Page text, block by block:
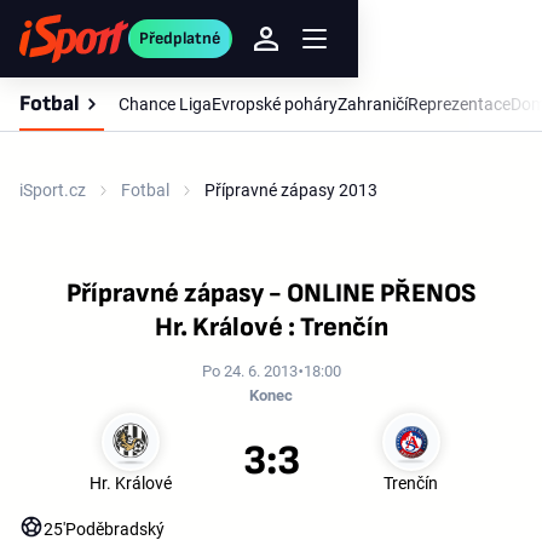
Předplatné
Fotbal Chance LigaEvropské poháryZahraničíReprezentace
iSport.cz Fotbal Přípravné zápasy 2013
Přípravné zápasy - ONLINE PŘENOS
Hr. Králové : Trenčín
Po 24. 6. 2013 18:00
Konec
Hr. Králové Trenčín
3:3
25'Poděbradský